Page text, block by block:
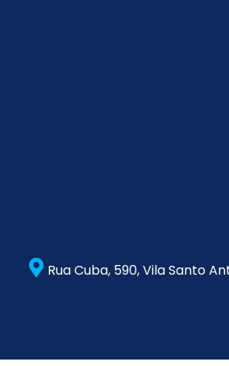
Rua Cuba, 590, Vila Santo